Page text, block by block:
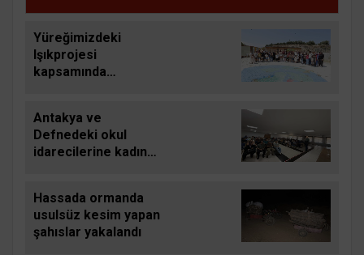
Yüreğimizdeki
Işıkprojesi
kapsamında
Antakya ve
Defnedeki okul
idarecilerine kadına
verildi
Hassada ormanda
usulsüz kesim yapan
şahıslar yakalandı